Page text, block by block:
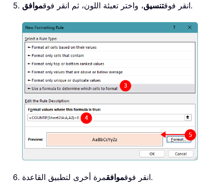
انقر فوقتنسيق، واختر تعبئة اللون، ثم انقر فوقموافق .
انقر فوقموافق مرة أخرى لتطبيق القاعدة.